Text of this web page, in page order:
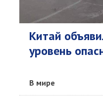
Китай
уровень
В мире